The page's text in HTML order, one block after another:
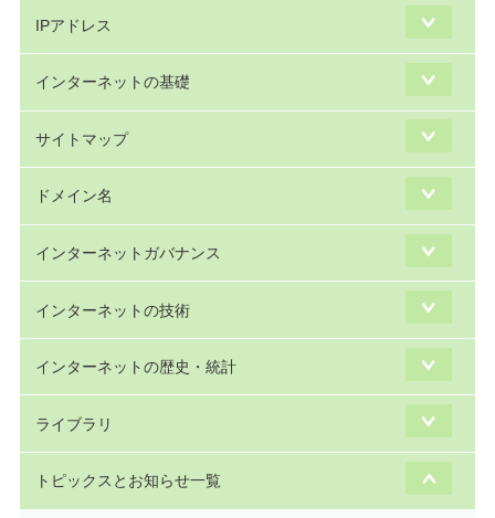
IPアドレス
インターネットの基礎
サイトマップ
ドメイン名
インターネットガバナンス
インターネットの技術
インターネットの歴史・統計
ライブラリ
トピックスとお知らせ一覧